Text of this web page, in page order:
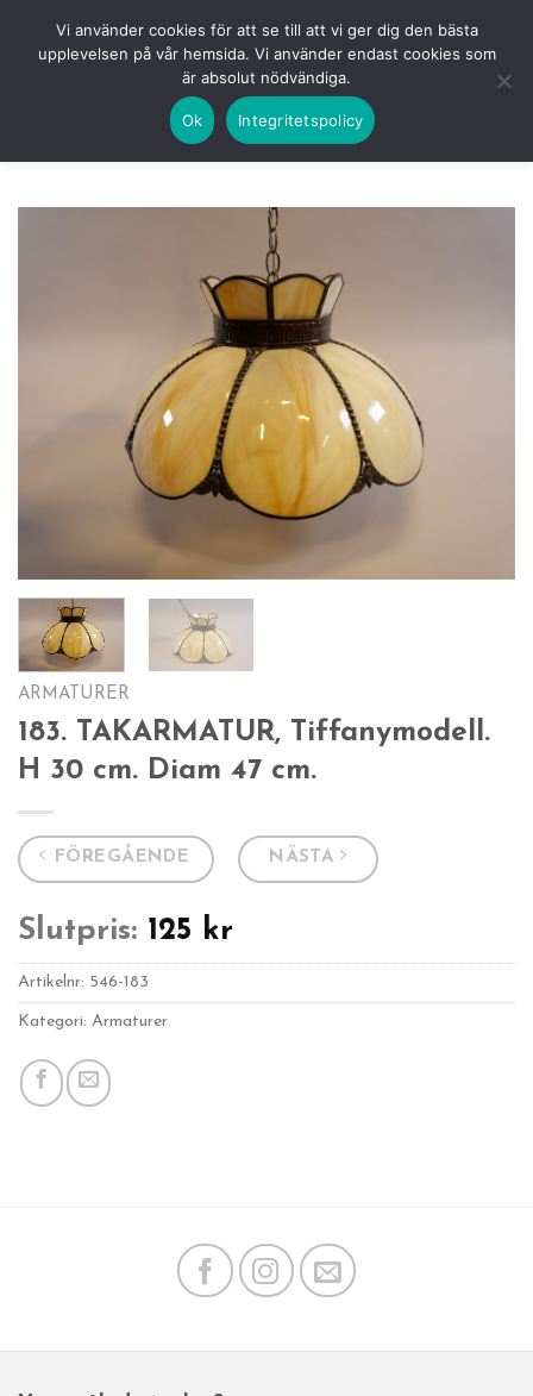
KOMMANDE LOGGA IN
ARMATURER
183. TAKARMATUR, Tiffanymodell.
H 30 cm. Diam 47 cm.
FÖREGÅENDE NÄSTA
Slutpris: 125 kr
Artikelnr: 546-183
Kategori: Armaturer
Vi använder cookies för att se till att vi ger dig den bästa
upplevelsen på vår hemsida. Vi använder endast cookies som
är absolut nödvändiga.
Ok Integritetspolicy